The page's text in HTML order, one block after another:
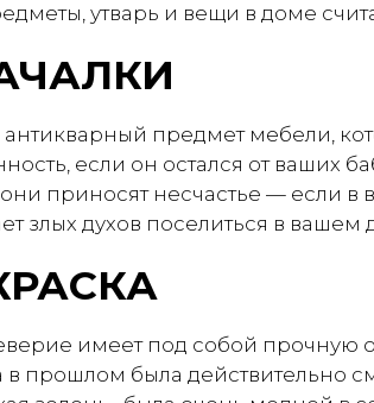
утварь и вещи в доме
антикварный предмет мебели,
если он остался от ваших
приносят несчастье — если в
злых духов поселиться в вашем
имеет под собой прочную
в прошлом была действительно